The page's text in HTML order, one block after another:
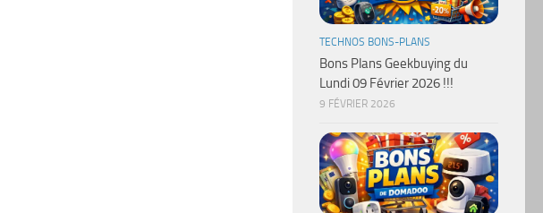
TECHNOS BONS-PLANS
Bons Plans Geekbuying du
Lundi 09 Février 2026 !!!
9 FÉVRIER 2026